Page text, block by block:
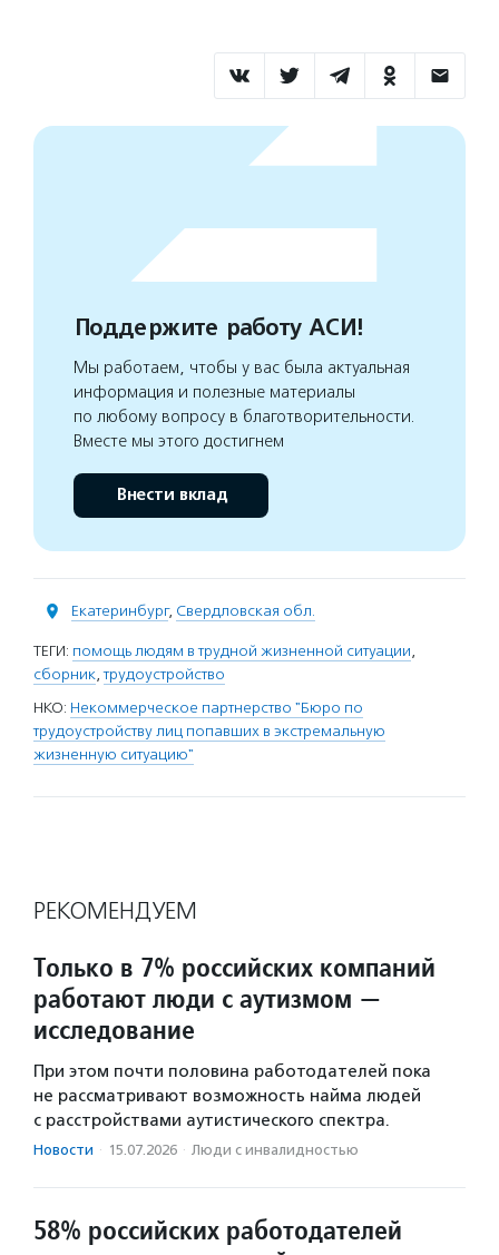
Поддержите работу АСИ!
Мы работаем, чтобы у вас была актуальная
информация и полезные материалы
по любому вопросу в благотворительности.
Вместе мы этого достигнем
Внести вклад
Екатеринбург, Свердловская обл.
ТЕГИ: помощь людям в трудной жизненной ситуации,
сборник,трудоустройство
НКО: Некоммерческое партнерство "Бюро по
трудоустройству лиц попавших в экстремальную
жизненную ситуацию"
РЕКОМЕНДУЕМ
Только в 7% российских компаний
работают люди с аутизмом —
исследование
При этом почти половина работодателей пока
не рассматривают возможность найма людей
с расстройствами аутистического спектра.
Новости · 15.07.2026 · Люди с инвалидностью
58% российских работодателей